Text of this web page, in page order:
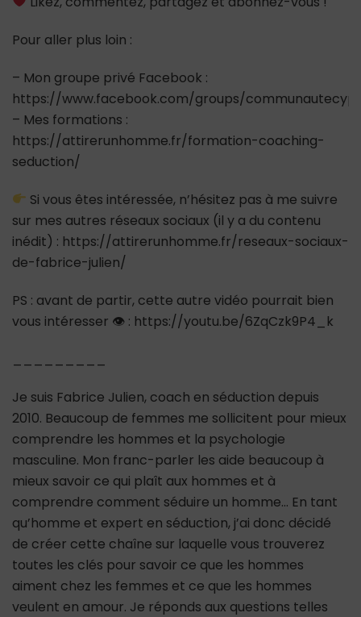
Pour aller plus loin :
– Mon groupe privé Facebook :
https://www.facebook.com/groups/
– Mes formations :
https://attirerunhomme.fr/formation-coaching-
seduction/
Si vous êtes intéressée, n’hésitez pas à me suivre
sur mes autres réseaux sociaux (il y a du contenu
inédit) : https://attirerunhomme.fr/reseaux-sociaux-
de-fabrice-julien/
PS : avant de partir, cette autre vidéo pourrait bien
vous intéresser 👁 : https://youtu.be/6ZqCzk9P4_k
Je suis Fabrice Julien, coach en séduction depuis
2010. Beaucoup de femmes me sollicitent pour mieux
comprendre les hommes et la psychologie
masculine. Mon franc-parler les aide beaucoup à
mieux savoir ce qui plaît aux hommes et à
comprendre comment séduire un homme… En tant
qu’homme et expert en séduction, j’ai donc décidé
de créer cette chaîne sur laquelle vous trouverez
toutes les clés pour savoir ce que les hommes
aiment chez les femmes et ce que les hommes
veulent en amour. Je réponds aux questions telles